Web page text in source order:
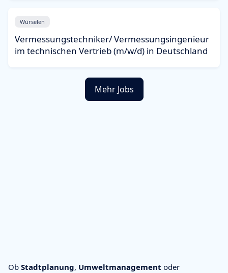
Würselen
Vermessungstechniker/ Vermessungsingenieur
im technischen Vertrieb (m/w/d) in Deutschland
Mehr Jobs
Ob Stadtplanung, Umweltmanagement oder